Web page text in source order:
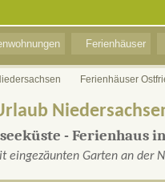
Ferienhäuser
Ferienhäuser
- Ferienhaus
eingezäunten Garten an der